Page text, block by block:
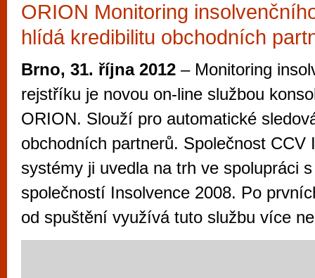
ORION Monitoring
hlídá kredibilitu obchodních
Brno, 31. října 2012 – Monitoring
rejstříku je novou on-line službou
ORION. Slouží pro automatické
obchodních partnerů. Společnost CCV
systémy ji uvedla na trh ve spolupráci
společností Insolvence 2008. Po
od spuštění využívá tuto službu více
Průvodce
Brně: Od
Brno je
zajímavé
restaurace,
Mimo jiné je ale také místem, kde si
vyzkoušet různé kasinové hry. V
metropoli naleznete širokou nabídku her
po moderní automaty jak pro pravidelné
příležitostné hráče. V...